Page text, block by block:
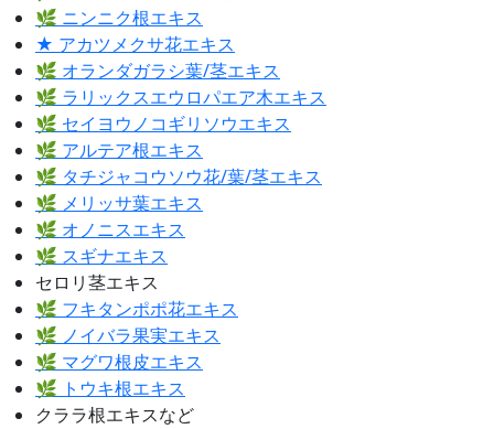
🌿 ニンニク根エキス
★ アカツメクサ花エキス
🌿 オランダガラシ葉/茎エキス
🌿 ラリックスエウロパエア木エキス
🌿 セイヨウノコギリソウエキス
🌿 アルテア根エキス
🌿 タチジャコウソウ花/葉/茎エキス
🌿 メリッサ葉エキス
🌿 オノニスエキス
🌿 スギナエキス
セロリ茎エキス
🌿 フキタンポポ花エキス
🌿 ノイバラ果実エキス
🌿 マグワ根皮エキス
🌿 トウキ根エキス
クララ根エキスなど